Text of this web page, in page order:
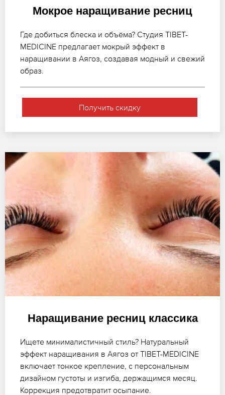
Мокрое наращивание ресниц
Где добиться блеска и объёма? Студия TIBET-
MEDICINE предлагает мокрый эффект в
наращивании в Аягоз, создавая модный и свежий
образ.
Получить скидку
Наращивание ресниц классика
Ищете минималистичный стиль? Натуральный
эффект наращивания в Аягоз от TIBET-MEDICINE
включает тонкое крепление, с персональным
дизайном густоты и изгиба, держащимся месяц.
Коррекция предотвратит осыпание.